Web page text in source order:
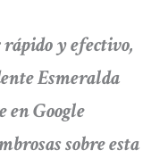
y efectivo,
Esmeralda
en Google
sobre esta